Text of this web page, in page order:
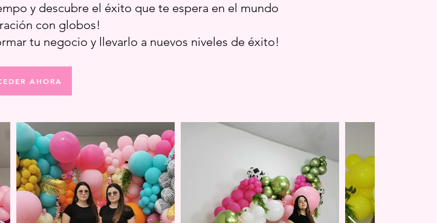
y descubre el éxito que te espera en el mundo
con globos!
tu negocio y llevarlo a nuevos niveles de éxito!
AHORA